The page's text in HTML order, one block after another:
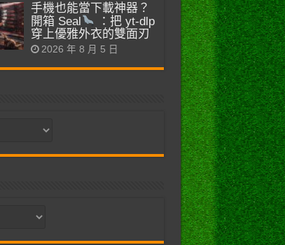
手機也能當下載神器？
開箱 Seal
：把 yt-dlp
穿上優雅外衣的雙面刃
2026 年 8 月 5 日